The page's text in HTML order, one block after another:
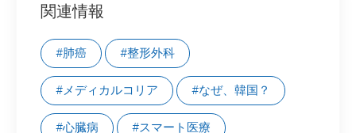
関連情報
#肺癌 #整形外科
#メディカルコリア #なぜ、韓国？
#心臓病 #スマート医療